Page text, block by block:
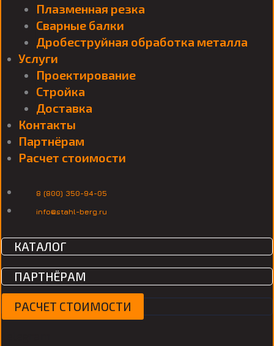
Плазменная резка
Сварные балки
Дробеструйная обработка металла
Услуги
Проектирование
Стройка
Доставка
Контакты
Партнёрам
Расчет стоимости
8 (800) 350-94-05
info@stahl-berg.ru
КАТАЛОГ
ПАРТНЁРАМ
РАСЧЕТ СТОИМОСТИ